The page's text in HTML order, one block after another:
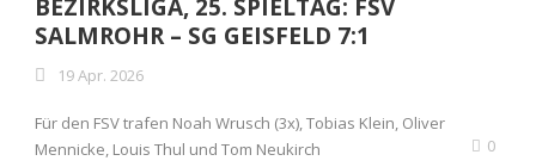
BEZIRKSLIGA, 25. SPIELTAG: FSV
SALMROHR – SG GEISFELD 7:1
19 Apr. 2026
Für den FSV trafen Noah Wrusch (3x), Tobias Klein, Oliver
Mennicke, Louis Thul und Tom Neukirch
0